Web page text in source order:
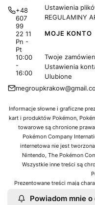
+48
607
99
22 11
Pn -
Pt
10:00
-
16:00
Ustawienia
REGULAMINY
MOJE KONTO
Twoje
Ustawienia
Ulubione
Informacje słowne i graficzne
kart i produktów Pokémon,
towarowe są chronione
Pokémon Company
internetowa nie jest
Nintendo, The Pokémon
Wszystkie inne treści są
Prezentowane treści mają
oferowanych produktów.
obrotu przez
Powiadom mnie